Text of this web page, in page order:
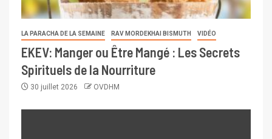
LA PARACHA DE LA SEMAINE RAV MORDEKHAI BISMUTH VIDÉO
EKEV: Manger ou Être Mangé : Les Secrets
Spirituels de la Nourriture
30 juillet 2026 OVDHM